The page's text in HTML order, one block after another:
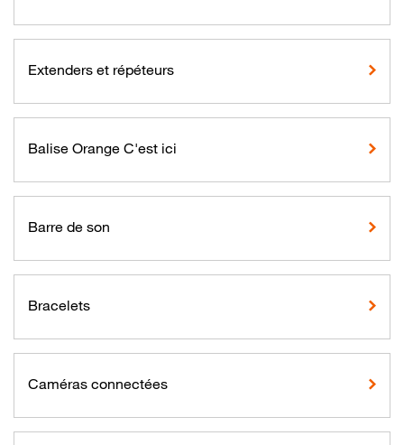
Extenders et répéteurs
Balise Orange C'est ici
Barre de son
Bracelets
Caméras connectées